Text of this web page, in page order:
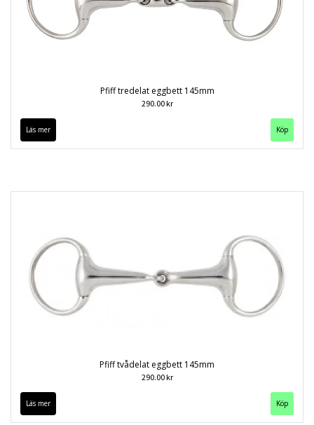
Pfiff tredelat eggbett 145mm
290.00 kr
Läs mer Köp
Pfiff tvådelat eggbett 145mm
290.00 kr
Läs mer Köp